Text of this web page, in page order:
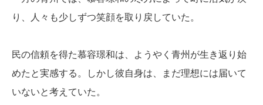
り、人々も少しずつ笑顔を取り戻していた。
民の信頼を得た慕容璟和は、ようやく青州が生き返り始
めたと実感する。しかし彼自身は、まだ理想には届いて
いないと考えていた。